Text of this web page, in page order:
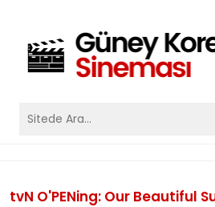
tvN O'PENing: Our Beautiful